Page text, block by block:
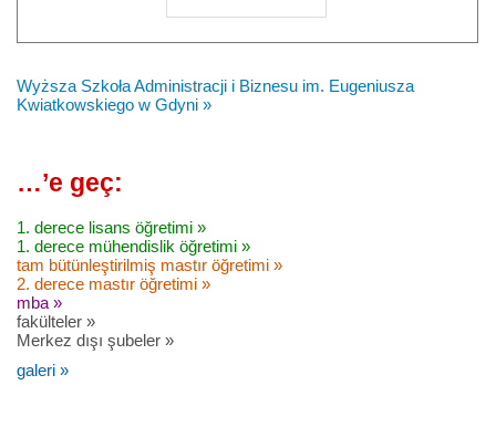
Wyższa Szkoła Administracji i Biznesu im. Eugeniusza
Kwiatkowskiego w Gdyni »
…’e geç:
1. derece lisans öğretimi »
1. derece mühendislik öğretimi »
tam bütünleştirilmiş mastır öğretimi »
2. derece mastır öğretimi »
mba »
fakülteler »
Merkez dışı şubeler »
galeri »